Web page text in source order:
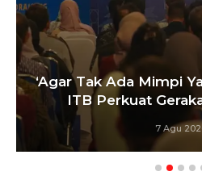
Tak Ada Mimpi Yang
Perkuat Gerakan
7 Agu 2026